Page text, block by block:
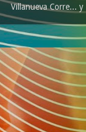
Villanueva Corre...